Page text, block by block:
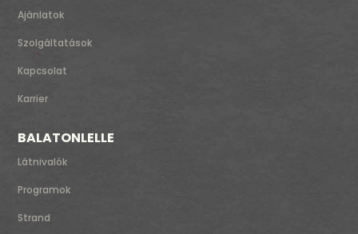
Ajánlatok
Szolgáltatások
Kapcsolat
Karrier
BALATONLELLE
Látnivalók
Programok
Strand